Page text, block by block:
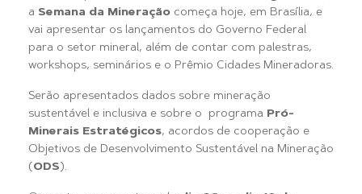
a Semana da Mineração começa hoje, em Brasília, e
vai apresentar os lançamentos do Governo Federal
para o setor mineral, além de contar com palestras,
workshops, seminários e o Prêmio Cidades Mineradoras.
Serão apresentados dados sobre mineração
sustentável e inclusiva e sobre o programa Pró-
Minerais Estratégicos, acordos de cooperação e
Objetivos de Desenvolvimento Sustentável na Mineração
( ODS ).